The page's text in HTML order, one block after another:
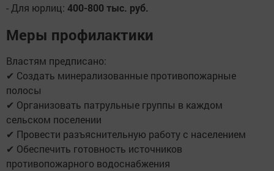
- Для юрлиц: 400-800 тыс. руб.
Меры профилактики
Властям предписано:
✔ Создать минерализованные противопожарные
полосы
✔ Организовать патрульные группы в каждом
сельском поселении
✔ Провести разъяснительную работу с населением
✔ Обеспечить готовность источников
противопожарного водоснабжения